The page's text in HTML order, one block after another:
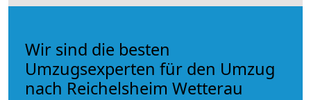
Wir sind die besten
Umzugsexperten für den Umzug
nach Reichelsheim Wetterau